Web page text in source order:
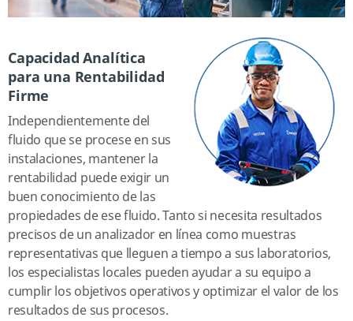
Capacidad Analítica
para una Rentabilidad
Firme
Independientemente del
fluido que se procese en sus
instalaciones, mantener la
rentabilidad puede exigir un
buen conocimiento de las
propiedades de ese fluido. Tanto si necesita resultados
precisos de un analizador en línea como muestras
representativas que lleguen a tiempo a sus laboratorios,
los especialistas locales pueden ayudar a su equipo a
cumplir los objetivos operativos y optimizar el valor de los
resultados de sus procesos.